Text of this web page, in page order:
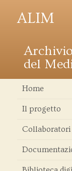
ALIM
del
Home
Il progetto
Collaboratori